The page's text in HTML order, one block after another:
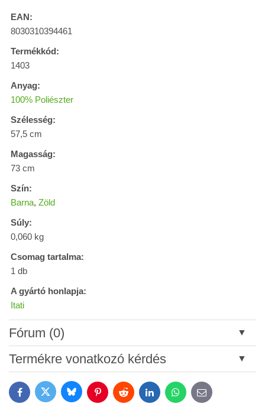
EAN:
8030310394461
Termékkód:
1403
Anyag:
100% Poliészter
Szélesség:
57,5 cm
Magasság:
73 cm
Szín:
Barna, Zöld
Súly:
0,060 kg
Csomag tartalma:
1 db
A gyártó honlapja:
Itati
Fórum (0)
Új hozzászólás
Cím:
Termékre vonatkozó kérdés
FacebookTwitter BlueskyPinterestReddit LinkedInWhatsApp
E-
mail